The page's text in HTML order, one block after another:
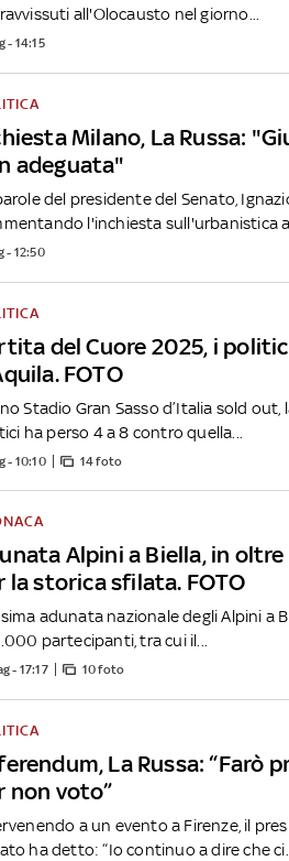
all'Olocausto nel giorno...
- 14:15
Milano, La Russa:
adeguata"
del presidente del Senato,
l'inchiesta sull'urbanistica
- 12:50
del Cuore 2025, i
FOTO
Stadio Gran Sasso d’Italia sold out,
ha perso 4 a 8 contro quella...
- 10:10 14 foto
Alpini a Biella, in
la storica sfilata. FOTO
adunata nazionale degli Alpini a
partecipanti, tra cui il...
- 17:17 10 foto
La Russa: “Farò
non voto”
a un evento a Firenze, il
ha detto: “Io continuo a dire che ci...